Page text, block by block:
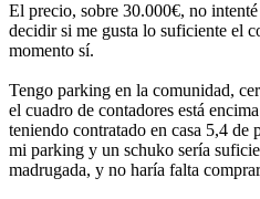
El precio, sobre 30.000€, no
decidir si me gusta lo suficiente el
momento sí.
Tengo parking en la comunidad,
el cuadro de contadores está
teniendo contratado en casa 5,4 de
mi parking y un schuko sería
madrugada, y no haría falta